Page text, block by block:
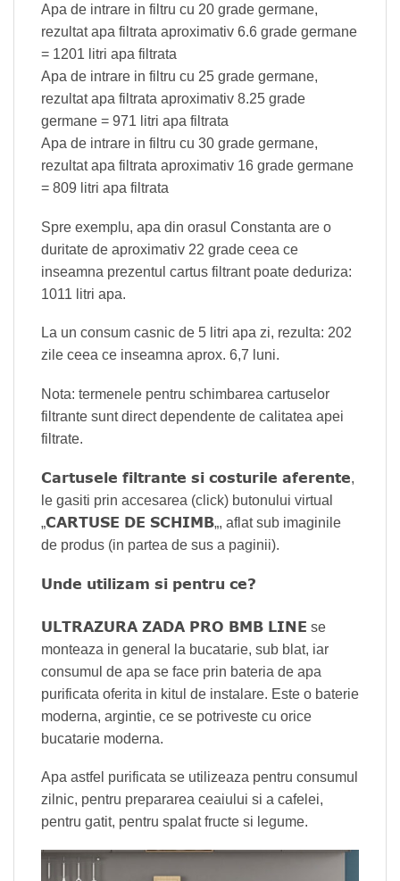
Apa de intrare in filtru cu 20 grade germane,
rezultat apa filtrata aproximativ 6.6 grade germane
= 1201 litri apa filtrata
Apa de intrare in filtru cu 25 grade germane,
rezultat apa filtrata aproximativ 8.25 grade
germane = 971 litri apa filtrata
Apa de intrare in filtru cu 30 grade germane,
rezultat apa filtrata aproximativ 16 grade germane
= 809 litri apa filtrata
Spre exemplu, apa din orasul Constanta are o
duritate de aproximativ 22 grade ceea ce
inseamna prezentul cartus filtrant poate deduriza:
1011 litri apa.
La un consum casnic de 5 litri apa zi, rezulta: 202
zile ceea ce inseamna aprox. 6,7 luni.
Nota: termenele pentru schimbarea cartuselor
filtrante sunt direct dependente de calitatea apei
filtrate.
Cartusele filtrante si costurile aferente,
le gasiti prin accesarea (click) butonului virtual
„CARTUSE DE SCHIMB„, aflat sub imaginile
de produs (in partea de sus a paginii).
Unde utilizam si pentru ce?
ULTRAZURA ZADA PRO BMB LINE se
monteaza in general la bucatarie, sub blat, iar
consumul de apa se face prin bateria de apa
purificata oferita in kitul de instalare. Este o baterie
moderna, argintie, ce se potriveste cu orice
bucatarie moderna.
Apa astfel purificata se utilizeaza pentru consumul
zilnic, pentru prepararea ceaiului si a cafelei,
pentru gatit, pentru spalat fructe si legume.